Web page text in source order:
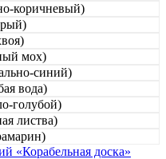
коричневый)
мох)
синий)
вода)
голубой)
листва)
«Корабельная доска»